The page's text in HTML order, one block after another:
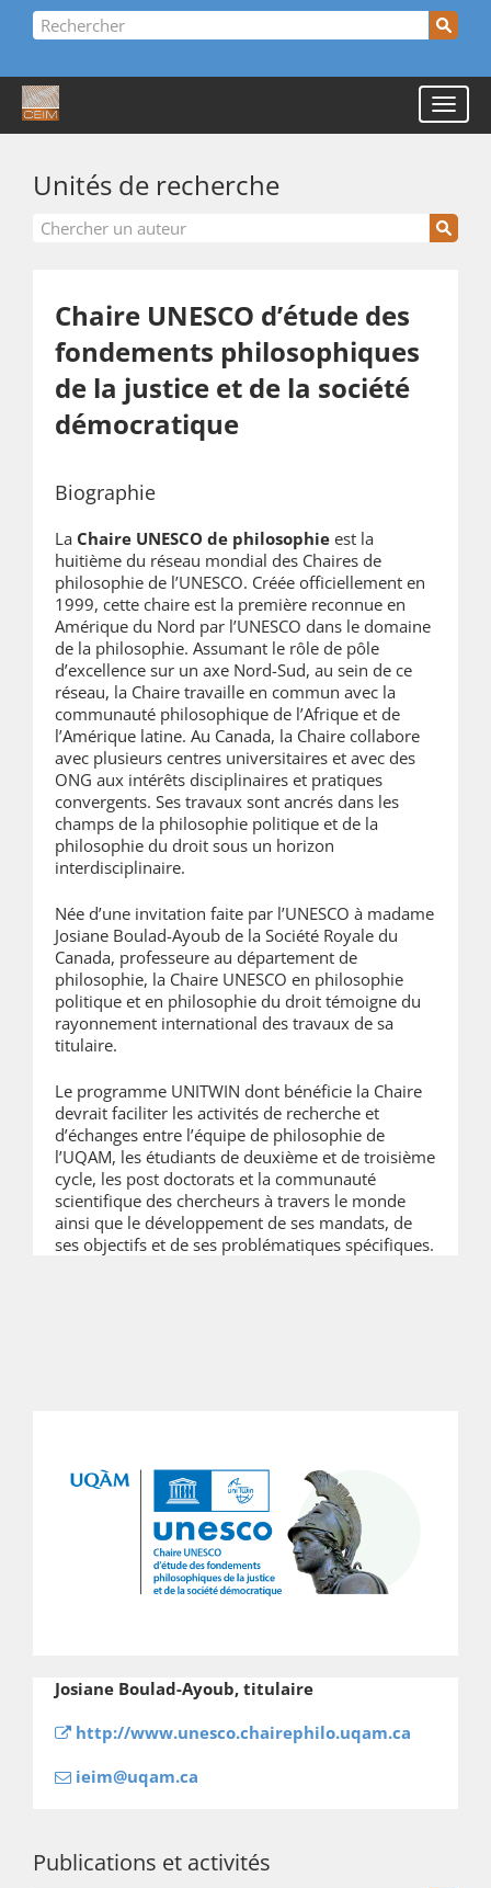
Unités de recherche
Chaire UNESCO d’étude des
fondements philosophiques
de la justice et de la société
démocratique
Biographie
La Chaire UNESCO de philosophie est la
huitième du réseau mondial des Chaires de
philosophie de l’UNESCO. Créée officiellement en
1999, cette chaire est la première reconnue en
Amérique du Nord par l’UNESCO dans le domaine
de la philosophie. Assumant le rôle de pôle
d’excellence sur un axe Nord-Sud, au sein de ce
réseau, la Chaire travaille en commun avec la
communauté philosophique de l’Afrique et de
l’Amérique latine. Au Canada, la Chaire collabore
avec plusieurs centres universitaires et avec des
ONG aux intérêts disciplinaires et pratiques
convergents. Ses travaux sont ancrés dans les
champs de la philosophie politique et de la
philosophie du droit sous un horizon
interdisciplinaire.
Née d’une invitation faite par l’UNESCO à madame
Josiane Boulad-Ayoub de la Société Royale du
Canada, professeure au département de
philosophie, la Chaire UNESCO en philosophie
politique et en philosophie du droit témoigne du
rayonnement international des travaux de sa
titulaire.
Le programme UNITWIN dont bénéficie la Chaire
devrait faciliter les activités de recherche et
d’échanges entre l’équipe de philosophie de
l’UQAM, les étudiants de deuxième et de troisième
cycle, les post doctorats et la communauté
scientifique des chercheurs à travers le monde
ainsi que le développement de ses mandats, de
ses objectifs et de ses problématiques spécifiques.
Josiane Boulad-Ayoub, titulaire
http://www.unesco.chairephilo.uqam.ca
ieim@uqam.ca
Publications et activités